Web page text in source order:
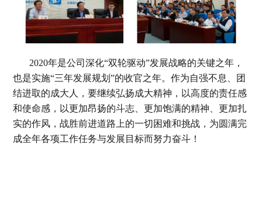
2020年是公司深化“双轮驱动”发展战略的关键之年，
也是实施“三年发展规划”的收官之年。作为自强不息、团
结进取的成大人，要继续弘扬成大精神，以高度的责任感
和使命感，以更加昂扬的斗志、更加饱满的精神、更加扎
实的作风，战胜前进道路上的一切困难和挑战，为圆满完
成全年各项工作任务与发展目标而努力奋斗！